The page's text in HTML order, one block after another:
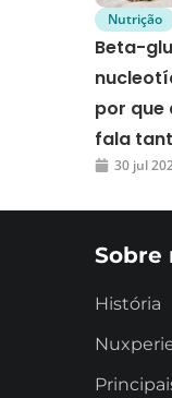
Nutrição
Beta-
por que
fala
30 jul
Sobre
História